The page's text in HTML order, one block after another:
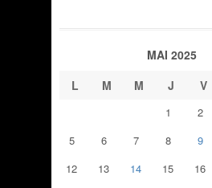
MAI 2025
L
M M J V
1 2
5
6 7 8 9
12
13 14 15 16